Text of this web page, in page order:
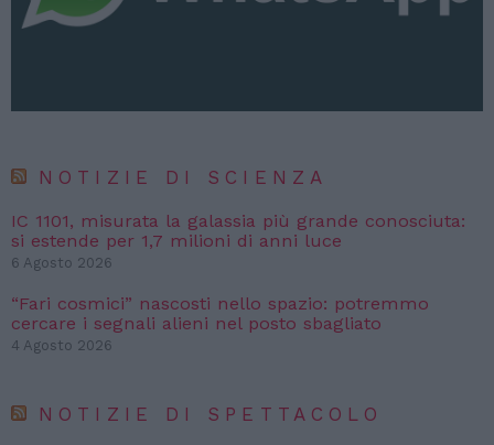
NOTIZIE DI SCIENZA
IC 1101, misurata la galassia più grande conosciuta:
si estende per 1,7 milioni di anni luce
6 Agosto 2026
“Fari cosmici” nascosti nello spazio: potremmo
cercare i segnali alieni nel posto sbagliato
4 Agosto 2026
NOTIZIE DI SPETTACOLO